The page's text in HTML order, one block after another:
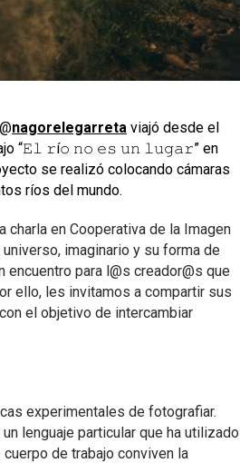
nagorelegarreta viajó desde el
“𝙴𝚕 𝚛í𝚘 𝚗𝚘 𝚎𝚜 𝚞𝚗 𝚕𝚞𝚐𝚊𝚛” en
se realizó colocando cámaras
ríos del mundo.
charla en Cooperativa de la Imagen
imaginario y su forma de
para l@s creador@s que
ello, les invitamos a compartir sus
el objetivo de intercambiar
experimentales de fotografiar.
lenguaje particular que ha utilizado
de trabajo conviven la